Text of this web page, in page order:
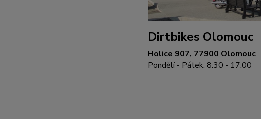
Dirtbikes Olomouc
Holice 907, 77900 Olomouc
Pondělí - Pátek: 8:30 - 17:00